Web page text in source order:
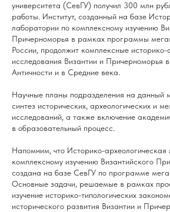
университета (СевГУ) получил 300 млн
работы. Институт, созданный на базе
лаборатории по комплексному изучению
Причерноморья в рамках программы
России, продолжит комплексные историко-
исследования Византии и Причерноморья
Античности и в Средние века.
Научные планы подразделения на данный
синтез исторических, археологических и
исследований, а также включение
в образовательный процесс.
Напомним, что Историко-
комплексному изучению Византийского
создана на базе СевГУ по программе
Основные задачи, решаемые в рамках
изучение историко-типологических
исторического развития Византии и